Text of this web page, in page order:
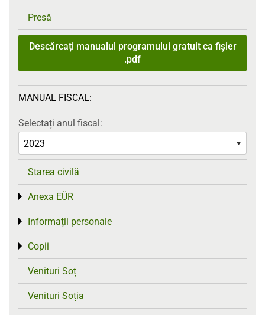
Presă
Descărcați manualul programului gratuit ca fișier
.pdf
MANUAL FISCAL:
Selectați anul fiscal:
Starea civilă
Anexa EÜR
Toggle menu
Informații personale
Toggle menu
Copii
Toggle menu
Venituri Soț
Venituri Soția